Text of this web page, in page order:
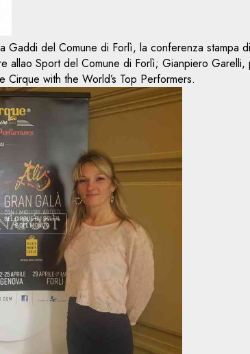
Gaddi del Comune di Forlì, la conferenza
allao Sport del Comune di Forlì; Gianpiero
Cirque with the World’s Top Performers.